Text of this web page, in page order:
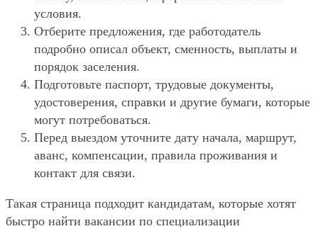
условия.
Отберите предложения, где работодатель
подробно описал объект, сменность, выплаты и
порядок заселения.
Подготовьте паспорт, трудовые документы,
удостоверения, справки и другие бумаги, которые
могут потребоваться.
Перед выездом уточните дату начала, маршрут,
аванс, компенсации, правила проживания и
контакт для связи.
Такая страница подходит кандидатам, которые хотят
быстро найти вакансии по специализации